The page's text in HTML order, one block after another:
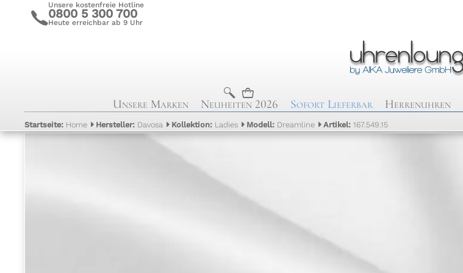
c
Unsere kostenfreie Hotline
0800 5 300 700
Heute erreichbar ab 9 Uhr
b n
Unsere Marken Neuheiten 2026 Sofort Lieferbar Herrenuhren
Startseite: Home Hersteller: Davosa Kollektion: Ladies Modell: Dreamline Artikel:167.549.15